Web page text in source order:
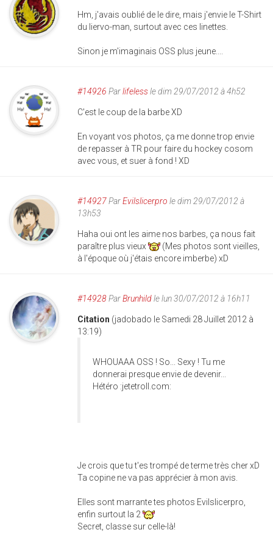
Hm, j'avais oublié de le dire, mais j'envie le T-Shirt
du liervo-man, surtout avec ces linettes.
Sinon je m'imaginais OSS plus jeune....
#14926 Parlifelessle dim 29/07/2012 à 4h52
C'est le coup de la barbe XD
En voyant vos photos, ça me donne trop envie
de repasser à TR pour faire du hockey cosom
avec vous, et suer à fond ! XD
#14927ParEvilslicerpro le dim 29/07/2012 à
13h53
Haha oui ont les aime nos barbes, ça nous fait
paraître plus vieux
(Mes photos sont vieilles,
à l'époque où j'étais encore imberbe) xD
#14928ParBrunhildle lun 30/07/2012 à 16h11
Citation (jadobado le Samedi 28 Juillet 2012 à
13:19)
WHOUAAA OSS ! So... Sexy ! Tu me
donnerai presque envie de devenir...
Hétéro :jetetroll.com:
Je crois que tu t'es trompé de terme très cher xD
Ta copine ne va pas apprécier à mon avis.
Elles sont marrante tes photos Evilslicerpro,
enfin surtout la 2
Secret, classe sur celle-là!